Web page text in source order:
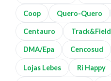
Coop Quero-Quero
Centauro Track&Field
DMA/Epa Cencosud
Lojas Lebes Ri Happy